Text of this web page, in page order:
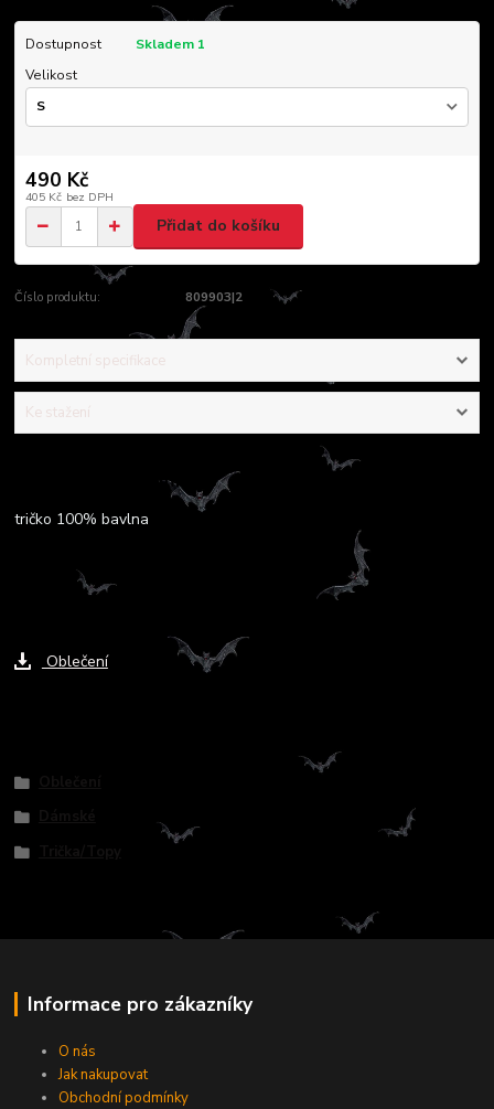
Dostupnost
Skladem 1
Velikost
490 Kč
405 Kč bez DPH
Přidat do košíku
Číslo produktu: 809903|2
Kompletní specifikace
Ke stažení
Kompletní specifikace
tričko 100% bavlna
Oblečení
Informace pro zákazníky
O nás
Jak nakupovat
Obchodní podmínky